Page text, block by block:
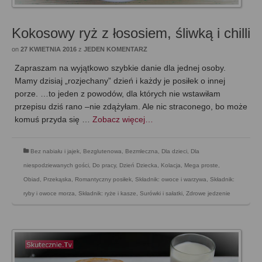
Kokosowy ryż z łososiem, śliwką i chilli
on 27 KWIETNIA 2016 z JEDEN KOMENTARZ
Zapraszam na wyjątkowo szybkie danie dla jednej osoby.
Mamy dzisiaj „rozjechany” dzień i każdy je posiłek o innej
porze. …to jeden z powodów, dla których nie wstawiłam
przepisu dziś rano –nie zdążyłam. Ale nic straconego, bo może
komuś przyda się … Zobacz więcej…
Bez nabiału i jajek, Bezglutenowa, Bezmleczna, Dla dzieci, Dla
niespodziewanych gości, Do pracy, Dzień Dziecka, Kolacja, Mega proste,
Obiad , Przekąska, Romantyczny posiłek, Składnik: owoce i warzywa, Składnik:
ryby i owoce morza, Składnik: ryże i kasze, Surówki i sałatki, Zdrowe jedzenie